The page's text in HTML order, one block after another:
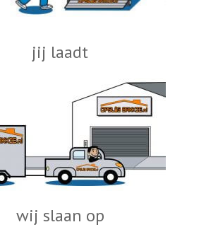
jij laadt
wij slaan op